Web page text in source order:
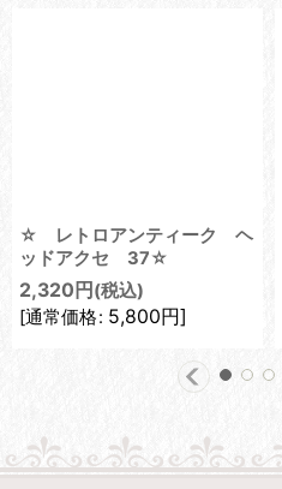
☆ レトロアンティーク ヘ
ッドアクセ 37☆
2,320 円 (税込)
[通常価格: 5,800円]